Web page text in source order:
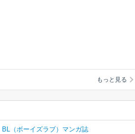
もっと見る
BL（ボーイズラブ）マンガ誌